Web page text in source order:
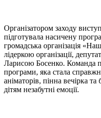
Організатором заходу
підготувала насичену
громадська організація
лідеркою організації,
Ларисою Босенко. Команда
програми, яка стала
аніматорів, пінна вечірка та
дітям незабутні емоції.